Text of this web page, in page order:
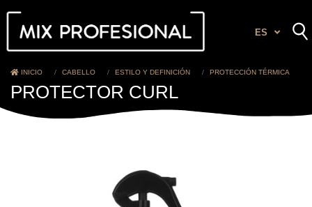
ES
PROTECTOR CURL
INICIO CABELLO ESTILO Y DEFINICIÓN PROTECCIÓN TÉRMICA